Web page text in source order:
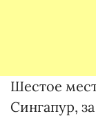
Шестое
Сингапур,